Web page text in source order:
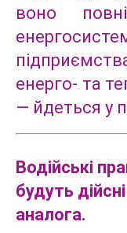
воно
енерго- та
— йдеться у
Водійські
будуть
аналога.